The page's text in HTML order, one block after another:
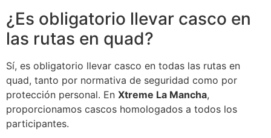
¿Es obligatorio llevar casco en
las rutas en quad?
Sí, es obligatorio llevar casco en todas las rutas en
quad, tanto por normativa de seguridad como por
protección personal. En Xtreme La Mancha,
proporcionamos cascos homologados a todos los
participantes.